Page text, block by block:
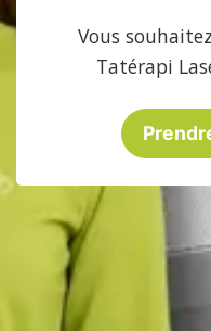
Vous
Tatérapi